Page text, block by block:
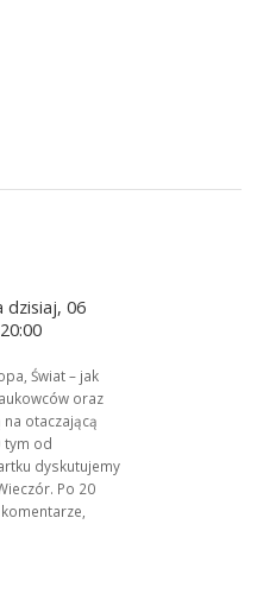
dzisiaj, 06
Świat – jak
oraz
na otaczającą
tym od
dyskutujemy
Po 20